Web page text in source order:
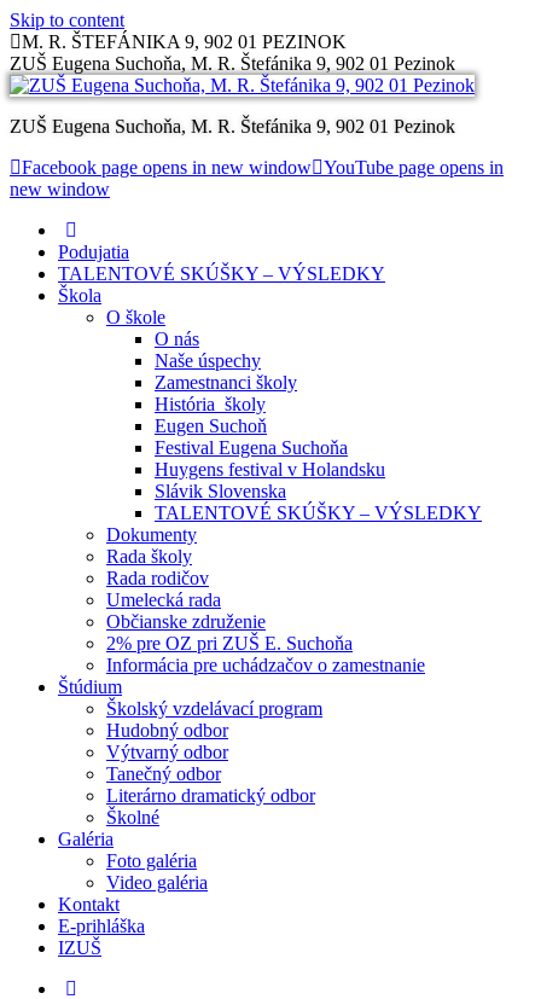
Skip to content
M. R. ŠTEFÁNIKA 9, 902 01 PEZINOK
ZUŠ Eugena Suchoňa, M. R. Štefánika 9, 902 01 Pezinok
ZUŠ Eugena Suchoňa, M. R. Štefánika 9, 902 01 Pezinok
Facebook page opens in new window YouTube page opens in
new window
Podujatia
TALENTOVÉ SKÚŠKY – VÝSLEDKY
Škola
O škole
O nás
Naše úspechy
Zamestnanci školy
História školy
Eugen Suchoň
Festival Eugena Suchoňa
Huygens festival v Holandsku
Slávik Slovenska
TALENTOVÉ SKÚŠKY – VÝSLEDKY
Dokumenty
Rada školy
Rada rodičov
Umelecká rada
Občianske združenie
2% pre OZ pri ZUŠ E. Suchoňa
Informácia pre uchádzačov o zamestnanie
Štúdium
Školský vzdelávací program
Hudobný odbor
Výtvarný odbor
Tanečný odbor
Literárno dramatický odbor
Školné
Galéria
Foto galéria
Video galéria
Kontakt
E-prihláška
IZUŠ